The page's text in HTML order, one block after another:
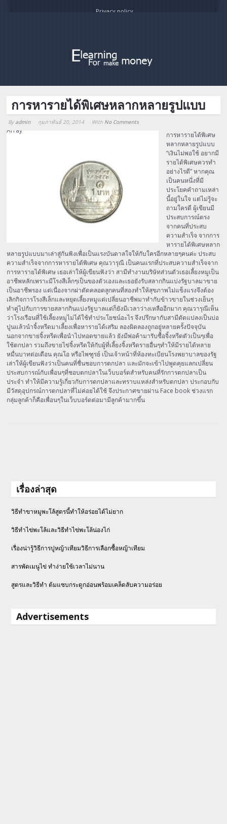
Privacy policy
การหารายได้พิเศษหลากหลายรูปแบบ
By admin กุมภาพันธ์ 20, 2014 With No Comments
Array
การหารายได้พิเศษ
หลากหลายรูปแบบ
“เงินไม่พอใช้ อยากมี
รายได้พิเศษควรทำ
อย่างไรดี” หากคุณ
เป็นคนหนึ่งที่มี
ประโยคคำถามเหล่า
นี้อยู่ในใจ แต่ไม่รู้จะ
ถามใครดี ผู้เขียนมี
ประสบการณ์ตรง
จากคนที่ประสบ
ความสำเร็จ จากการ
หารายได้พิเศษหลาก
หลายรูปแบบมาเล่าสู่กันฟังเพื่อเป็นแรงบันดาลใจให้กับใครอีกหลายๆคนค่ะ ประสบ
ความสำเร็จจากการหารายได้พิเศษ คุณวารุณี เป็นคนแรกที่ประสบความสำเร็จจาก
การหารายได้พิเศษ เธอเล่าให้ผู้เขียนฟังว่า สามีทำงานบริษัทส่วนตัวเธอเลี้ยงหมูเป็น
อาชีพหลักเพราะมีโรงสีเล็กๆเป็นของตัวเองและเธอยังรับสลากกินแบ่งรัฐบาลมาขาย
เป็นอาชีพรอง แต่เนื่องจากผ่าตัดคลอดลูกคนที่สองทำให้สุขภาพไม่แข็งแรงจึงต้อง
เลิกกิจการโรงสีเล็กและหยุดเลี้ยงหมูแต่เปลี่ยนอาชีพมาทำกับข้าวขายในช่วงเย็นๆ
ทำคู่ไปกับการขายสลากกินแบ่งรัฐบาลแต่ก็ยังมีเวลาว่างเหลืออีกมาก คุณวารุณีเห็น
ว่าโรงเรือนที่ใช้เลี้ยงหมูไม่ได้ใช้ทำประโยชน์อะไร จึงปรึกษากับสามีดัดแปลงเป็นบ่อ
ปูนแล้วนำจิ้งหรีดมาเลี้ยงเพื่อหารายได้เสริม ลองผิดลองถูกอยู่หลายครั้งปัจจุบัน
นอกจากขายจิ้งหรีดเพื่อนำไปทอดขายแล้ว ยังมีพ่อค้ามารับซื้อจิ้งหรีดตัวเป็นๆเพื่อ
ใช้ตกปลา รวมถึงขายไข่จิ้งหรีดให้กับผู้ที่เลี้ยงจิ้งหรีดรายอื่นๆทำให้มีรายได้หลาย
หมื่นบาทต่อเดือน คุณโอ หรือไพฑูรย์ เป็นเจ้าหน้าที่ห้องทะเบียนโรงพยาบาลของรัฐ
เล่าให้ผู้เขียนฟังว่าเป็นคนที่ชื่นชอบการตกปลา และมักจะเข้าไปพูดคุยแลกเปลี่ยน
ประสบการณ์กับเพื่อนๆที่ชอบตกปลาในเว็บบอร์ดสำหรับคนที่รักการตกปลาเป็น
ประจำ ทำให้มีความรู้เกี่ยวกับการตกปลาและทราบแหล่งสำหรับตกปลา ประกอบกับ
มีวัสดุอุปกรณ์การตกปลาที่ไม่ค่อยได้ใช้ จึงประกาศขายผ่าน Face book ช่วงแรก
กลุ่มลูกค้าก็คือเพื่อนๆในเว็บบอร์ดต่อมามีลูกค้ามากขึ้น
เรื่องล่าสุด
วิธีทำขาหมูพะโล้สูตรนี้ทำให้อร่อยได้ไม่ยาก
วิธีทําไข่พะโล้และวิธีทำไข่พะโล้น่องไก่
เรื่องน่ารู้วิธีการปูหญ้าเทียมวิธีการเลือกซื้อหญ้าเทียม
สารพัดเมนูไข่ ทำง่ายใช้เวลาไม่นาน
สูตรและวิธีทำ ต้มแซบกระดูกอ่อนพร้อมเคล็ดลับความอร่อย
Advertisements